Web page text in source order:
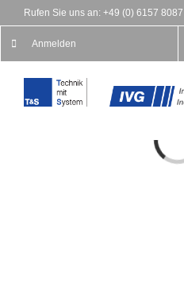
Rufen Sie uns an: +49 (0) 6157
Anmelden